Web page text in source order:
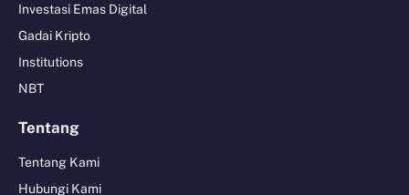
Investasi Emas Digital
Gadai Kripto
Institutions
NBT
Tentang
Tentang Kami
Hubungi Kami